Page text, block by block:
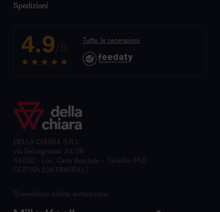
Spedizioni
4.9/5 Tutte le recensioni
DELLA CHIARA S.R.L.
via Selvagrossa 24/26
61010 - Loc. Case Bruciate - Tavullia (PU)
CF/P.IVA 02678460417
Rivenditore online autorizzato